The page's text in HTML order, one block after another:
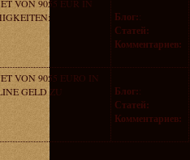
VON 9055 EUR IN
Блог::
Статей:
Комментариев:
VON 9055 EURO IN
GELD ZU
Блог::
Статей:
Комментариев: